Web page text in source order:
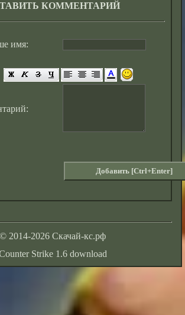
КОММЕНТАРИЙ
имя:
© 2014-2026 Скачай-кс.рф
Strike 1.6 download